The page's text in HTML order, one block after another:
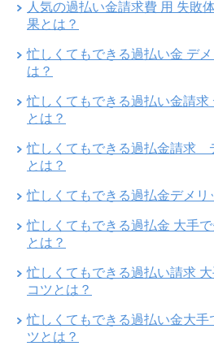
人気の過払い金請求費 用 失敗
果とは？
忙しくてもできる過払い金 デ
は？
忙しくてもできる過払い金請求
とは？
忙しくてもできる過払金請求
とは？
忙しくてもできる過払金デメリ
忙しくてもできる過払金 大手
とは？
忙しくてもできる過払い請求
コツとは？
忙しくてもできる過払い金大手
ツとは？